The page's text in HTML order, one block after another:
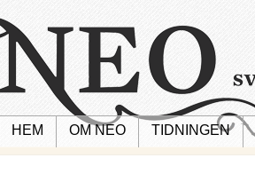
HEM OM NEO TIDNINGEN